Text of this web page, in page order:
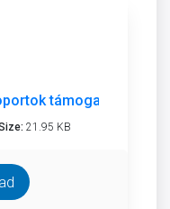
támogatása
21.95 KB